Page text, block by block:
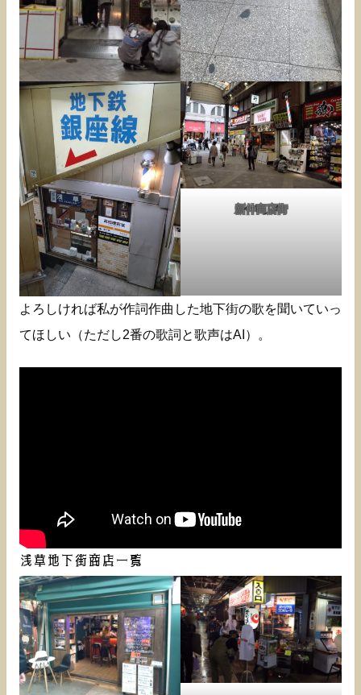
新仲商店街
よろしければ私が作詞作曲した地下街の歌を聞いていっ
てほしい（ただし2番の歌詞と歌声はAI）。
浅草地下街商店一覧